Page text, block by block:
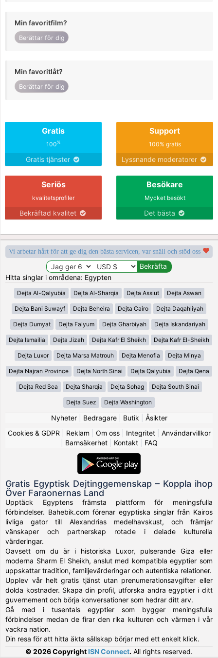
Min favoritfilm?
Berättar för dig
Min favoritlåt?
Berättar för dig
Gratis
100%
Gratis tjänster
Support
100% gratis
Lyssnande moderatorer
Seriös
kvalitetsprofiler
Bekräftad kvalitet
Besökare
Mycket besökt
Det bästa
Vi arbetar hårt för att ge dig den bästa servicen, var snäll och stöd oss
Hitta singlar i områdena: Egypten
Dejta Al-Qalyubia Dejta Al-Sharqia Dejta Assiut Dejta Aswan
Dejta Bani Suwayf Dejta Beheira Dejta Cairo Dejta Daqahliyah
Dejta Dumyat Dejta Faiyum Dejta Gharbiyah Dejta Iskandariyah
Dejta Ismailia Dejta Jizah Dejta Kafr El Sheikh Dejta Kafr El-Sheikh
Dejta Luxor Dejta Marsa Matrouh Dejta Menofia Dejta Minya
Dejta Najran Province Dejta North Sinai Dejta Qalyubia Dejta Qena
Dejta Red Sea Dejta Sharqia Dejta Sohag Dejta South Sinai
Dejta Suez Dejta Washington
Nyheter| Bedragare| Butik
Åsikter
Cookies & GDPR
Reklam Om oss| Integritet| Användarvillkor
Barnsäkerhet| Kontakt| FAQ
Gratis Egyptisk Dejtinggemenskap – Koppla ihop
Över Faraonernas Land
Upptäck Egyptens främsta plattform för meningsfulla
förbindelser. Bahebik.com förenar egyptiska singlar från Kairos
livliga gator till Alexandrias medelhavskust, och främjar
vänskaper och partnerskap rotade i delade kulturella
värderingar.
Oavsett om du är i historiska Luxor, pulserande Giza eller
moderna Sharm El Sheikh, anslut med kompatibla egyptier som
uppskattar tradition, familjevärderingar och autentiska relationer.
Upplev vår helt gratis tjänst utan prenumerationsavgifter eller
dolda kostnader. Skapa din profil, utforska andra egyptier i ditt
guvernement och börja konversationer som hedrar ditt arv.
Gå med i tusentals egyptier som bygger meningsfulla
förbindelser medan de firar den rika kulturen och värmen i vår
vackra nation.
Din resa för att hitta äkta sällskap börjar med ett enkelt klick.
© 2026 Copyright ISN Connect. All rights reserved.